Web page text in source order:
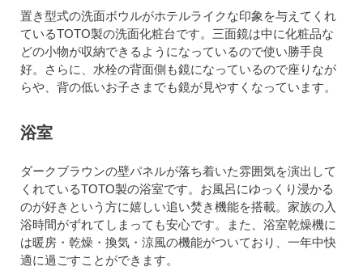
置き型式の洗面ボウルがホテルライクな印象を与えてくれ
ているTOTO製の洗面化粧台です。三面鏡は中に化粧品な
どの小物が収納できるようになっているので使い勝手良
好。さらに、水栓の背面側も鏡になっているので座りなが
らや、背の低いお子さまでも鏡が見やすくなっています。
浴室
ダークブラウンの壁パネルが落ち着いた雰囲気を演出して
くれているTOTO製の浴室です。お風呂にゆっくり浸かる
のが好きという方に嬉しい追い焚き機能を搭載。家族の入
浴時間がずれてしまっても安心です。また、浴室乾燥機に
は暖房・乾燥・換気・涼風の機能がついており、一年中快
適に過ごすことができます。